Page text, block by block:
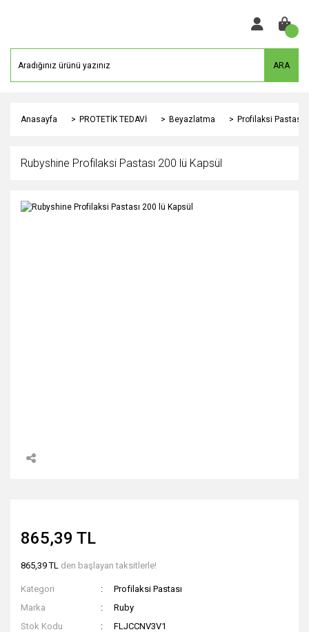
ARA
Anasayfa PROTETİK TEDAVİ Beyazlatma Profilaksi Pastası
Rubyshine Profilaksi Pastası 200 lü Kapsül
865,39 TL
865,39 TL den başlayan taksitlerle!
Kategori
Profilaksi Pastası
Marka
Ruby
Stok Kodu
FLJCCNV3V1